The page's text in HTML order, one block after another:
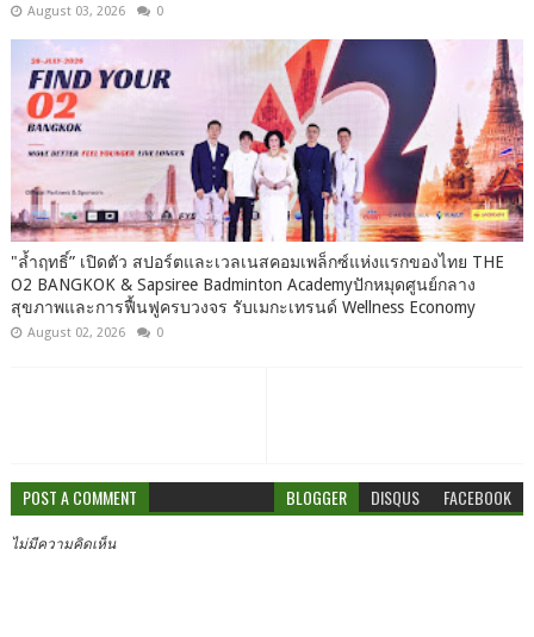
August 03, 2026 0
"ล้ำฤทธิ์” เปิดตัว สปอร์ตและเวลเนสคอมเพล็กซ์แห่งแรกของไทย THE
O2 BANGKOK & Sapsiree Badminton Academyปักหมุดศูนย์กลาง
สุขภาพและการฟื้นฟูครบวงจร รับเมกะเทรนด์ Wellness Economy
August 02, 2026 0
POST A COMMENT BLOGGER DISQUS FACEBOOK
ไม่มีความคิดเห็น